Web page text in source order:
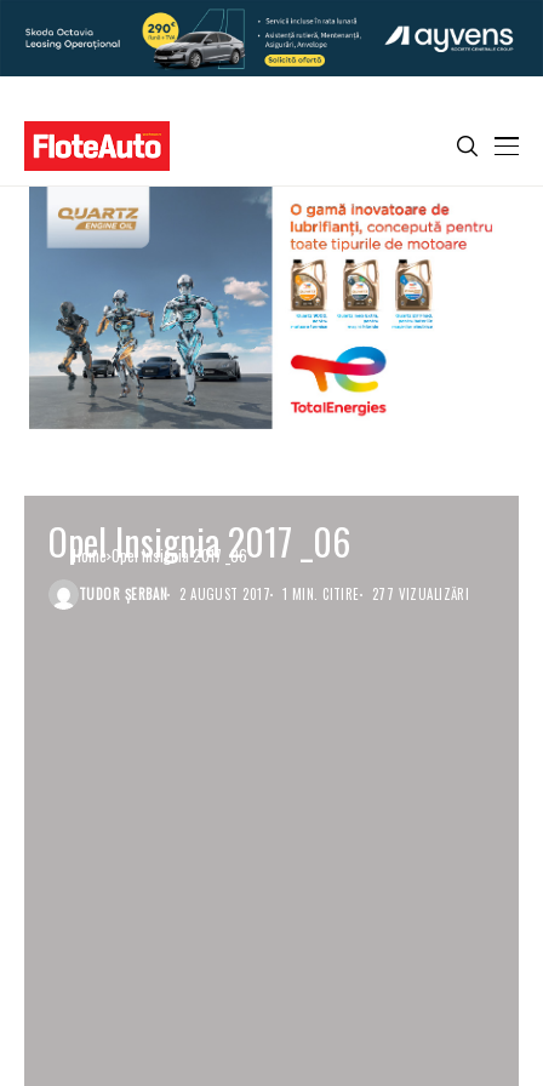
Home Opel Insignia 2017 _06
Opel Insignia 2017 _06
TUDOR ȘERBAN 2 AUGUST 2017 1 MIN. CITIRE 277 VIZUALIZĂRI